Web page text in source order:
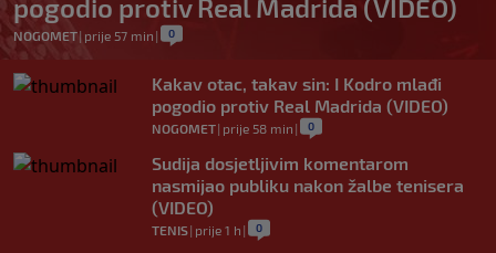
pogodio protiv Real Madrida (VIDEO)
NOGOMET| prije 57 min | 0
Kakav otac, takav sin: I Kodro mlađi
pogodio protiv Real Madrida (VIDEO)
NOGOMET| prije 58 min | 0
Sudija dosjetljivim komentarom
nasmijao publiku nakon žalbe tenisera
(VIDEO)
TENIS| prije 1 h | 0